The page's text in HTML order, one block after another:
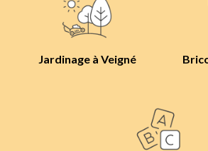
Jardinage à Veigné